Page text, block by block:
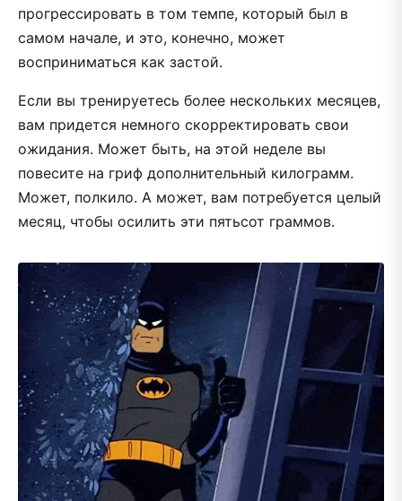
прогрессировать в том темпе, который был в
самом начале, и это, конечно, может
восприниматься как застой.
Если вы тренируетесь более нескольких месяцев,
вам придется немного скорректировать свои
ожидания. Может быть, на этой неделе вы
повесите на гриф дополнительный килограмм.
Может, полкило. А может, вам потребуется целый
месяц, чтобы осилить эти пятьсот граммов.